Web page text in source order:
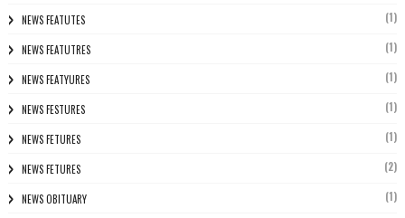
NEWS FEATUTES (1)
NEWS FEATUTRES (1)
NEWS FEATYURES (1)
NEWS FESTURES (1)
NEWS FETURES (1)
NEWS FETURES (2)
NEWS OBITUARY (1)